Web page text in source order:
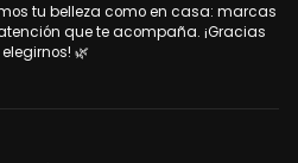
tu belleza como en casa: marcas
que te acompaña. ¡Gracias
🌿